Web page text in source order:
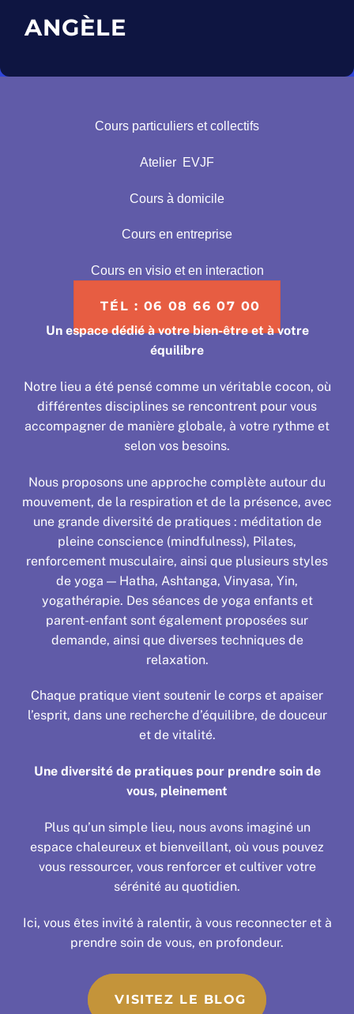
ANGÈLE
Cours particuliers et collectifs
Atelier EVJF
Cours à domicile
Cours en entreprise
Cours en visio et en interaction
TÉL : 06 08 66 07 00
Un espace dédié à votre bien-être et à votre
équilibre
Notre lieu a été pensé comme un véritable cocon, où
différentes disciplines se rencontrent pour vous
accompagner de manière globale, à votre rythme et
selon vos besoins.
Nous proposons une approche complète autour du
mouvement, de la respiration et de la présence, avec
une grande diversité de pratiques : méditation de
pleine conscience (mindfulness), Pilates,
renforcement musculaire, ainsi que plusieurs styles
de yoga — Hatha, Ashtanga, Vinyasa, Yin,
yogathérapie. Des séances de yoga enfants et
parent-enfant sont également proposées sur
demande, ainsi que diverses techniques de
relaxation.
Chaque pratique vient soutenir le corps et apaiser
l’esprit, dans une recherche d’équilibre, de douceur
et de vitalité.
Une diversité de pratiques pour prendre soin de
vous, pleinement
Plus qu’un simple lieu, nous avons imaginé un
espace chaleureux et bienveillant, où vous pouvez
vous ressourcer, vous renforcer et cultiver votre
sérénité au quotidien.
Ici, vous êtes invité à ralentir, à vous reconnecter et à
prendre soin de vous, en profondeur.
VISITEZ LE BLOG